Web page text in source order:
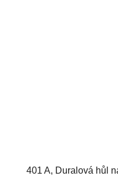
401 A, Duralová hůl